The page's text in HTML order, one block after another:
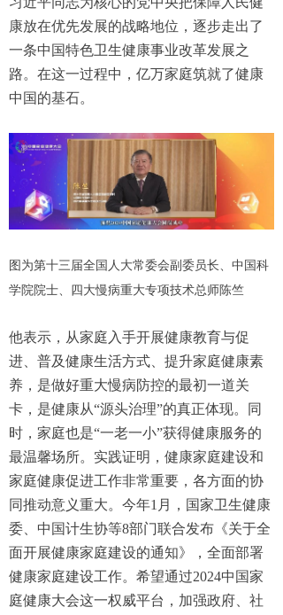
康放在优先发展的战略地位，逐步走出了
一条中国特色卫生健康事业改革发展之
路。在这一过程中，亿万家庭筑就了健康
中国的基石。
图为第十三届全国人大常委会副委员长、中国科
学院院士、四大慢病重大专项技术总师陈竺
他表示，从家庭入手开展健康教育与促
进、普及健康生活方式、提升家庭健康素
养，是做好重大慢病防控的最初一道关
卡，是健康从“源头治理”的真正体现。同
时，家庭也是“一老一小”获得健康服务的
最温馨场所。实践证明，健康家庭建设和
家庭健康促进工作非常重要，各方面的协
同推动意义重大。今年1月，国家卫生健康
委、中国计生协等8部门联合发布《关于全
面开展健康家庭建设的通知》，全面部署
健康家庭建设工作。希望通过2024中国家
庭健康大会这一权威平台，加强政府、社